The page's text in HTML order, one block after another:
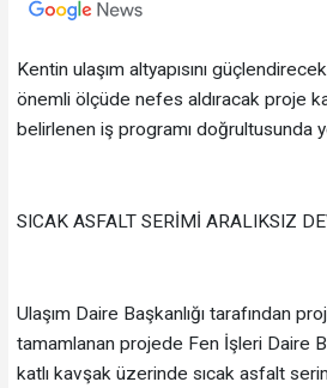
Kentin ulaşım altyapısını
önemli ölçüde nefes aldıracak proje
belirlenen iş programı doğrultusunda
SICAK ASFALT SERİMİ ARALIKSIZ
Ulaşım Daire Başkanlığı tarafından
tamamlanan projede Fen İşleri Daire
katlı kavşak üzerinde sıcak asfalt